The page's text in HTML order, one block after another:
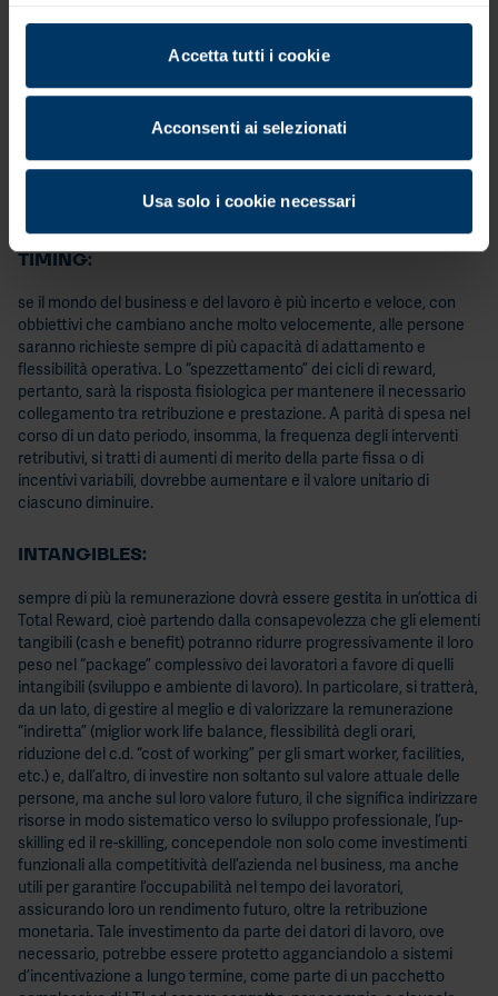
Accetta tutti i cookie
Acconsenti ai selezionati
Usa solo i cookie necessari
TEAM:
retributive, essa assumerà, stante le trasformazioni del mercato
del lavoro delle organizzazioni di cui s’è detto, meno una
politiche retributive dovranno recepirlo, tanto a livello di gestione
implementazione dei sistemi incentivanti.
TIMING:
se il mondo del business e del lavoro è più incerto e veloce, con
obbiettivi che cambiano anche molto velocemente, alle persone
saranno richieste sempre di più capacità di adattamento e
flessibilità operativa. Lo “spezzettamento” dei cicli di reward,
pertanto, sarà la risposta fisiologica per mantenere il necessario
collegamento tra retribuzione e prestazione. A parità di spesa nel
corso di un dato periodo, insomma, la frequenza degli interventi
retributivi, si tratti di aumenti di merito della parte fissa o di
incentivi variabili, dovrebbe aumentare e il valore unitario di
ciascuno diminuire.
INTANGIBLES:
sempre di più la remunerazione dovrà essere gestita in un’ottica di
Total Reward, cioè partendo dalla consapevolezza che gli elementi
tangibili (cash e benefit) potranno ridurre progressivamente il loro
peso nel “package” complessivo dei lavoratori a favore di quelli
intangibili (sviluppo e ambiente di lavoro). In particolare, si tratterà,
da un lato, di gestire al meglio e di valorizzare la remunerazione
“indiretta” (miglior work life balance, flessibilità degli orari,
riduzione del c.d. “cost of working” per gli smart worker, facilities,
etc.) e, dall’altro, di investire non soltanto sul valore attuale delle
persone, ma anche sul loro valore futuro, il che significa indirizzare
risorse in modo sistematico verso lo sviluppo professionale, l’up-
skilling ed il re-skilling, concependole non solo come investimenti
funzionali alla competitività dell’azienda nel business, ma anche
utili per garantire l’occupabilità nel tempo dei lavoratori,
assicurando loro un rendimento futuro, oltre la retribuzione
monetaria. Tale investimento da parte dei datori di lavoro, ove
necessario, potrebbe essere protetto agganciandolo a sistemi
d’incentivazione a lungo termine, come parte di un pacchetto